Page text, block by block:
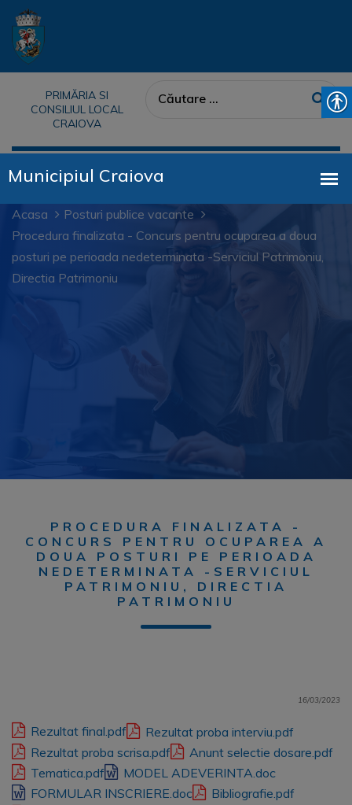
PRIMĂRIA SI
CONSILIUL LOCAL
CRAIOVA
Acasa
Posturi publice vacante
Procedura finalizata - Concurs pentru ocuparea a doua
posturi pe perioada nedeterminata -Serviciul Patrimoniu,
Directia Patrimoniu
PROCEDURA FINALIZATA -
CONCURS PENTRU OCUPAREA A
DOUA POSTURI PE PERIOADA
NEDETERMINATA -SERVICIUL
PATRIMONIU, DIRECTIA
PATRIMONIU
16/03/2023
Rezultat final.pdf
Rezultat proba interviu.pdf
Rezultat proba scrisa.pdf
Anunt selectie dosare.pdf
Tematica.pdf
MODEL ADEVERINTA.doc
FORMULAR INSCRIERE.doc
Bibliografie.pdf